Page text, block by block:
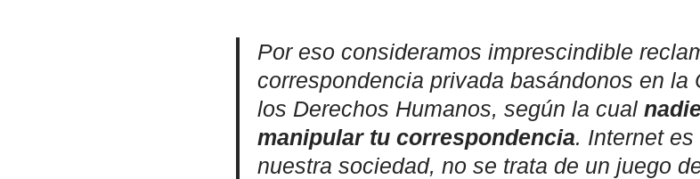
Por eso consideramos imprescindible
correspondencia privada basándonos en la
los Derechos Humanos, según la cual
manipular tu correspondencia. Internet
nuestra sociedad, no se trata de un juego